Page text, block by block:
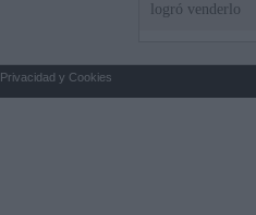
logró venderlo
Privacidad y Cookies